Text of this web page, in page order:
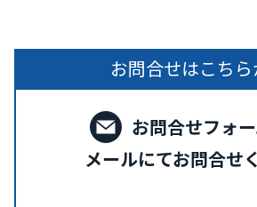
お問合せはこちら
お問合せフォ
メールにてお問合せ